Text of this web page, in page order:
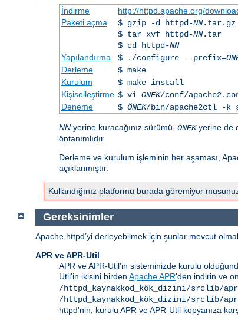
İndirme
http://httpd.apache.org/
Paketi açma
$ gzip -d httpd-NN.tar.gz
$ tar xvf httpd-NN.tar
$ cd httpd-NN
Yapılandırma
$ ./configure --prefix=
Derleme
$ make
Kurulum
$ make install
Kişiselleştirme $ vi ÖNEK/conf/
Deneme
$ ÖNEK/bin/apache2ctl -k
NN yerine kuracağınız sürümü, ÖNEKyerine de
öntanımlıdır.
Derleme ve kurulum işleminin her aşaması,
açıklanmıştır.
Kullandığınız platformu burada göremiyor
Gereksinimler
Apache httpd’yi derleyebilmek için şunlar mevcut
APR ve APR-Util
APR ve APR-Util'in sisteminizde kurulu
Util'in ikisini birden Apache APR'den indirin ve
/httpd_kaynakkod_kök_dizini/srclib/
/httpd_kaynakkod_kök_dizini/srclib/
httpd'nin, kurulu APR ve APR-Util kopyanıza